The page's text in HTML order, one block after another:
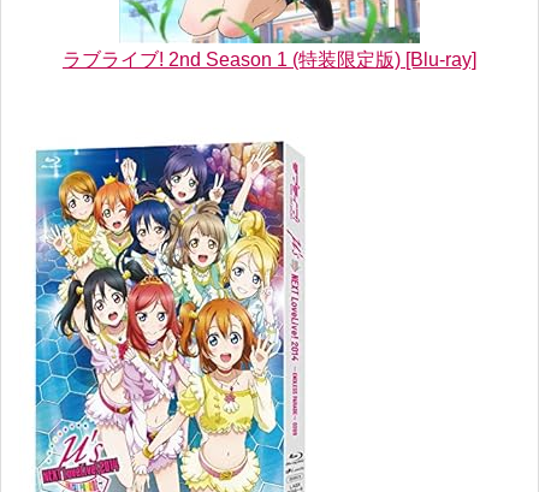
ラブライブ! 2nd Season 1 (特装限定版) [Blu-ray]